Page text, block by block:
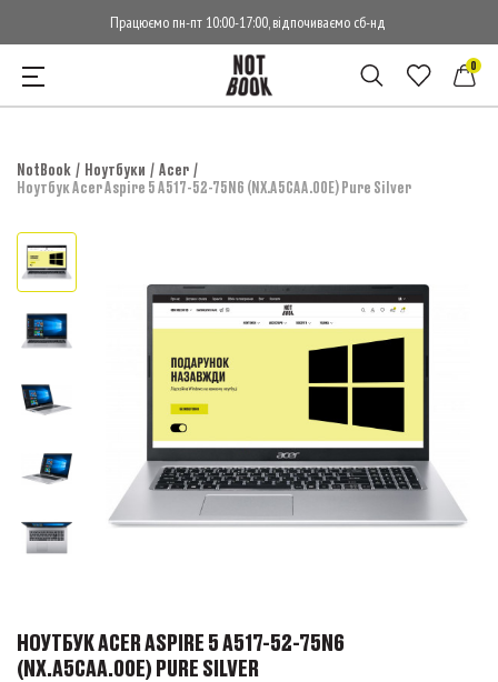
Працюємо пн-пт 10:00-17:00, відпочиваємо сб-нд
0
NotBook Ноутбуки
Acer
Ноутбук Acer Aspire 5 A517-52-75N6 (NX.A5CAA.00E) Pure Silver
НОУТБУК ACER ASPIRE 5 A517-52-75N6
(NX.A5CAA.00E) PURE SILVER